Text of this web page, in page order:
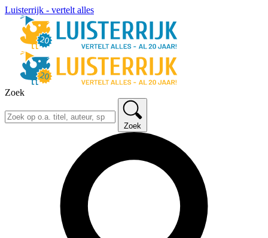
Luisterrijk - vertelt alles
Zoek
Zoek